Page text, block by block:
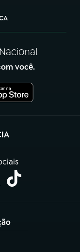
você.
nova aba)